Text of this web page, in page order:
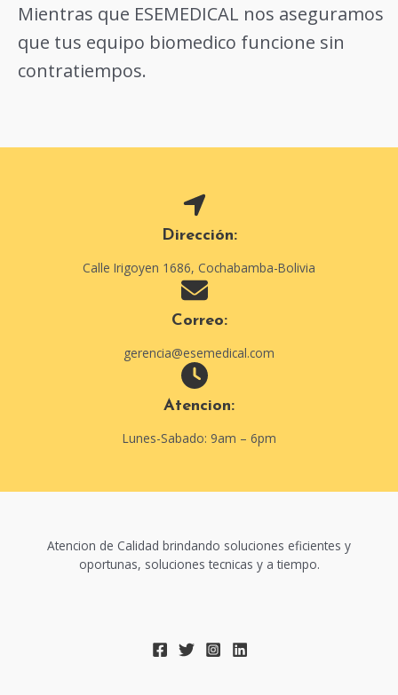
Mientras que ESEMEDICAL nos aseguramos
que tus equipo biomedico funcione sin
contratiempos.
Dirección:
Calle Irigoyen 1686, Cochabamba-Bolivia
Correo:
gerencia@esemedical.com
Atencion:
Lunes-Sabado: 9am – 6pm
Atencion de Calidad brindando soluciones eficientes y
oportunas, soluciones tecnicas y a tiempo.